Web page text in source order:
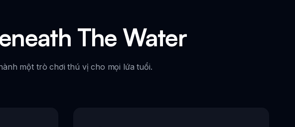
The Water
một trò chơi thú vị cho mọi lứa tuổi.